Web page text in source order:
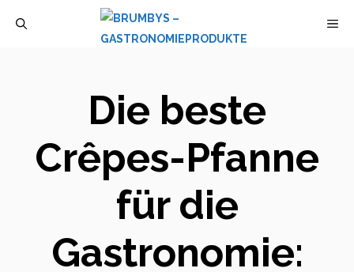
Die beste
Crêpes-Pfanne
für die
Gastronomie: